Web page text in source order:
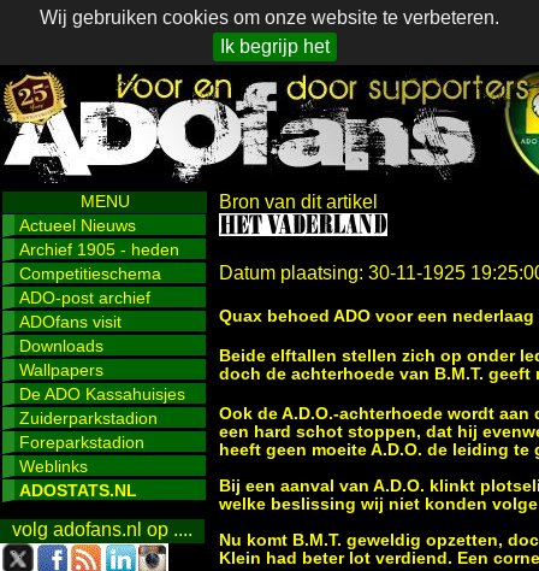
Wij gebruiken cookies om onze website te verbeteren.
Ik begrijp het
MENU
Actueel Nieuws
Archief 1905 - heden
Competitieschema
ADO-post archief
ADOfans visit
Downloads
Wallpapers
De ADO Kassahuisjes
Zuiderparkstadion
Foreparkstadion
Weblinks
ADOSTATS.NL
volg adofans.nl op ....
Bron van dit artikel
Datum plaatsing: 30-11-1925
Quax behoed ADO voor een nederlaag
Beide elftallen stellen zich op onder
doch de achterhoede van B.M.T. geeft
Ook de A.D.O.-achterhoede wordt
een hard schot stoppen, dat hij
heeft geen moeite A.D.O. de leiding te
Bij een aanval van A.D.O. klinkt
welke beslissing wij niet konden
Nu komt B.M.T. geweldig opzetten,
Klein had beter lot verdiend. Een